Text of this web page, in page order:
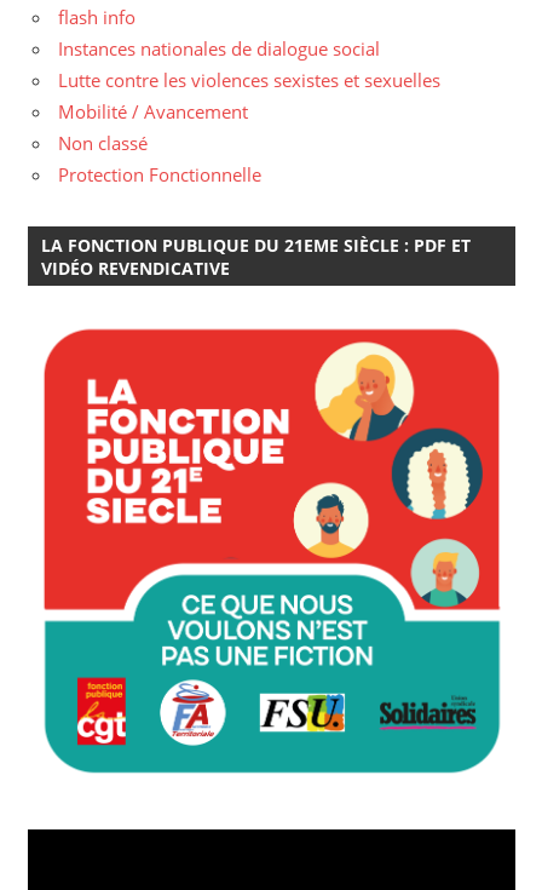
flash info
Instances nationales de dialogue social
Lutte contre les violences sexistes et sexuelles
Mobilité / Avancement
Non classé
Protection Fonctionnelle
LA FONCTION PUBLIQUE DU 21EME SIÈCLE : PDF ET
VIDÉO REVENDICATIVE